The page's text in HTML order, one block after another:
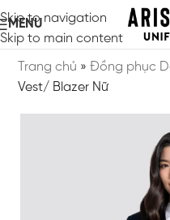
Skip to navigation
Skip to main content
MENU
Trang chủ »Đồng phục
Vest/ Blazer Nữ